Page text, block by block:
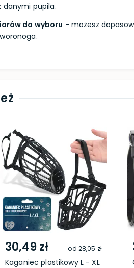
danymi pupila.
do wyboru - możesz
30,49 zł od 28,05 zł
Kaganiec plastikowy L - XL